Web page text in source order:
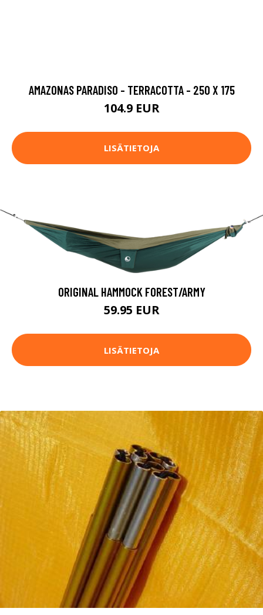
AMAZONAS PARADISO - TERRACOTTA - 250 X 175
104.9 EUR
LISÄTIETOJA
ORIGINAL HAMMOCK FOREST/ARMY
59.95 EUR
LISÄTIETOJA